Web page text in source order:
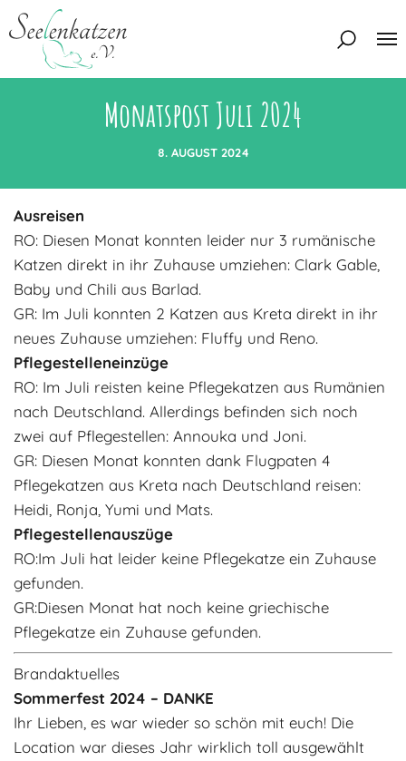
Unsere Satzung
Mitglied werden
Katzen
Eine Katze adoptieren
Interessentenbogen
Zuhause gesucht
Zuhause gefunden
Regenbogenbrücke
Adoptantenberichte
Infos rund um die Katze
Deine Hilfe
Interessentenbogen
Kontaktformular
FAQ
Blog
Monatspost Juli 2024
8. AUGUST 2024
Ausreisen
RO: Diesen Monat konnten leider nur 3 rumänische
Katzen direkt in ihr Zuhause umziehen: Clark Gable,
Baby und Chili aus Barlad.
GR: Im Juli konnten 2 Katzen aus Kreta direkt in ihr
neues Zuhause umziehen: Fluffy und Reno.
Pflegestelleneinzüge
RO: Im Juli reisten keine Pflegekatzen aus Rumänien
nach Deutschland. Allerdings befinden sich noch
zwei auf Pflegestellen: Annouka und Joni.
GR: Diesen Monat konnten dank Flugpaten 4
Pflegekatzen aus Kreta nach Deutschland reisen:
Heidi, Ronja, Yumi und Mats.
Pflegestellenauszüge
RO:Im Juli hat leider keine Pflegekatze ein Zuhause
gefunden.
GR:Diesen Monat hat noch keine griechische
Pflegekatze ein Zuhause gefunden.
Brandaktuelles
Sommerfest 2024 – DANKE
Ihr Lieben, es war wieder so schön mit euch! Die
Location war dieses Jahr wirklich toll ausgewählt